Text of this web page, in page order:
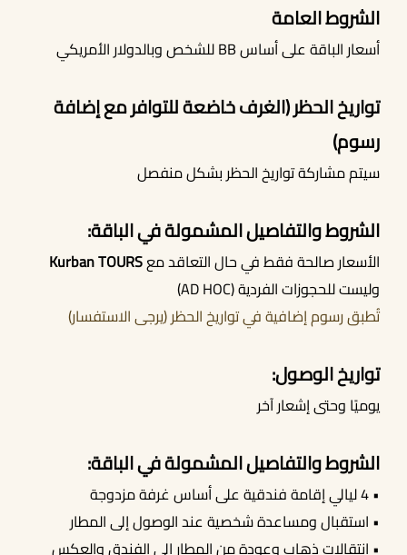
الشروط العامة
أسعار الباقة على أساس BB للشخص وبالدولار الأمريكي
تواريخ الحظر (الغرف خاضعة للتوافر مع إضافة
رسوم)
سيتم مشاركة تواريخ الحظر بشكل منفصل
الشروط والتفاصيل المشمولة في الباقة:
الأسعار صالحة فقط في حال التعاقد معKurban TOURS
وليست للحجوزات الفردية (AD HOC)
تُطبق رسوم إضافية في تواريخ الحظر (يرجى الاستفسار)
تواريخ الوصول:
يوميًا وحتى إشعار آخر
الشروط والتفاصيل المشمولة في الباقة:
• 4 ليالي إقامة فندقية على أساس غرفة مزدوجة
• استقبال ومساعدة شخصية عند الوصول إلى المطار
• انتقالات ذهاب وعودة من المطار إلى الفندق والعكس